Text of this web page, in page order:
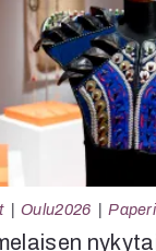
Oulu2026